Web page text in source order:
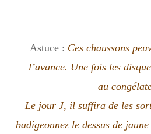
Astuce : Ces chaussons
l’avance. Une fois les
au
Le jour J, il suffira de les
badigeonnez le dessus de